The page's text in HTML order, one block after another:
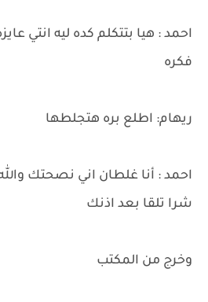
احمد : هيا بتتكلم كده ليه انتي
فكره
ريهام: اطلع بره هتجلطها
احمد : أنا غلطان اني نصحتك
شرا تلقا بعد اذنك
وخرج من المكتب